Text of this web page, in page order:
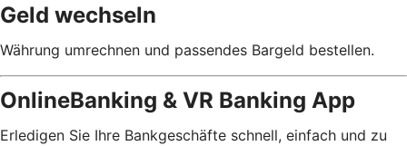
Geld wechseln
Währung umrechnen und passendes Bargeld bestellen.
OnlineBanking & VR Banking App
Erledigen Sie Ihre Bankgeschäfte schnell, einfach und zu